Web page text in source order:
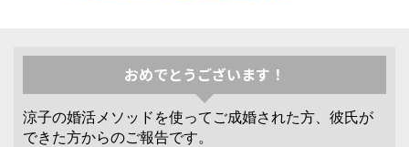
おめでとうございます！
涼子の婚活メソッドを使ってご成婚された方、彼氏が
できた方からのご報告です。